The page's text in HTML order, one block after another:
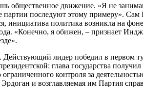
общественное движение. «Я не
последуют этому примеру».
политика возникла на
«Конечно, я обижен, – признает
лидер победил в первом
глава государства
контроля за
и возглавляемая им Партия